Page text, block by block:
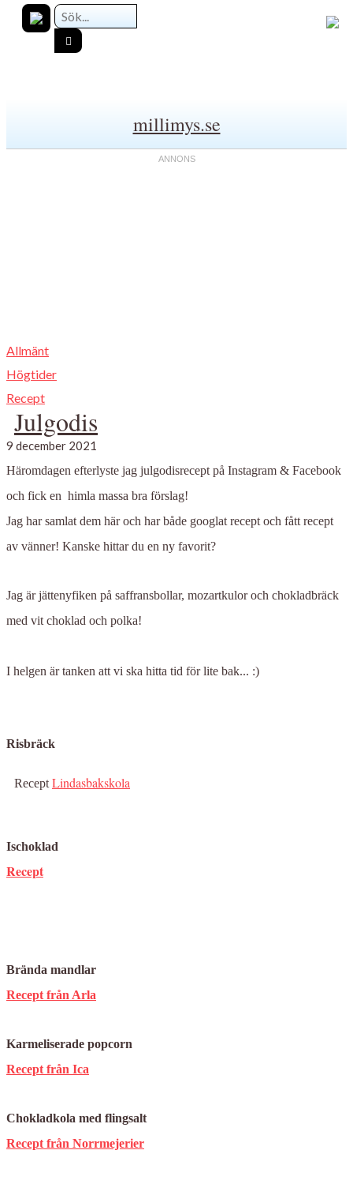
millimys.se
Allmänt
Högtider
Recept
Julgodis
9 december 2021
Häromdagen efterlyste jag julgodisrecept på Instagram & Facebook
och fick en himla massa bra förslag!
Jag har samlat dem här och har både googlat recept och fått recept
av vänner! Kanske hittar du en ny favorit?
Jag är jättenyfiken på saffransbollar, mozartkulor och chokladbräck
med vit choklad och polka!
I helgen är tanken att vi ska hitta tid för lite bak... :)
Risbräck
Recept Lindasbakskola
Ischoklad
Recept
Brända mandlar
Recept från Arla
Karmeliserade popcorn
Recept från Ica
Chokladkola med flingsalt
Recept från Norrmejerier